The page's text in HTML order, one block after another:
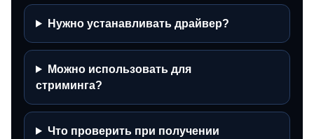
Нужно устанавливать драйвер?
Можно использовать для
стриминга?
Что проверить при получении